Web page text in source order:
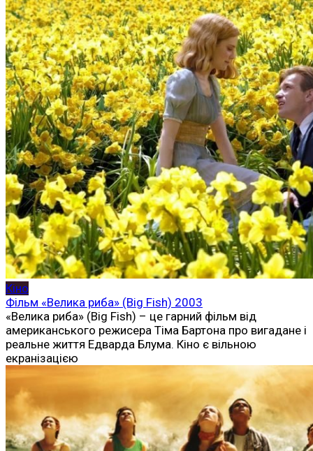
Кіно
Фільм «Велика риба» (Big Fish) 2003
«Велика риба» (Big Fish) – це гарний фільм від
американського режисера Тіма Бартона про вигадане і
реальне життя Едварда Блума. Кіно є вільною
екранізацією